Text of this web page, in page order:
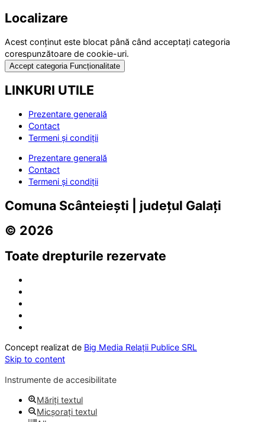
Localizare
Acest conținut este blocat până când acceptați categoria
corespunzătoare de cookie-uri.
Accept categoria Funcționalitate
LINKURI UTILE
Prezentare generală
Contact
Termeni și condiții
Prezentare generală
Contact
Termeni și condiții
Comuna Scânteiești | județul Galați
© 2026
Toate drepturile rezervate
Concept realizat de Big Media Relații Publice SRL
Skip to content
Instrumente de accesibilitate
Măriți textul
Micșorați textul